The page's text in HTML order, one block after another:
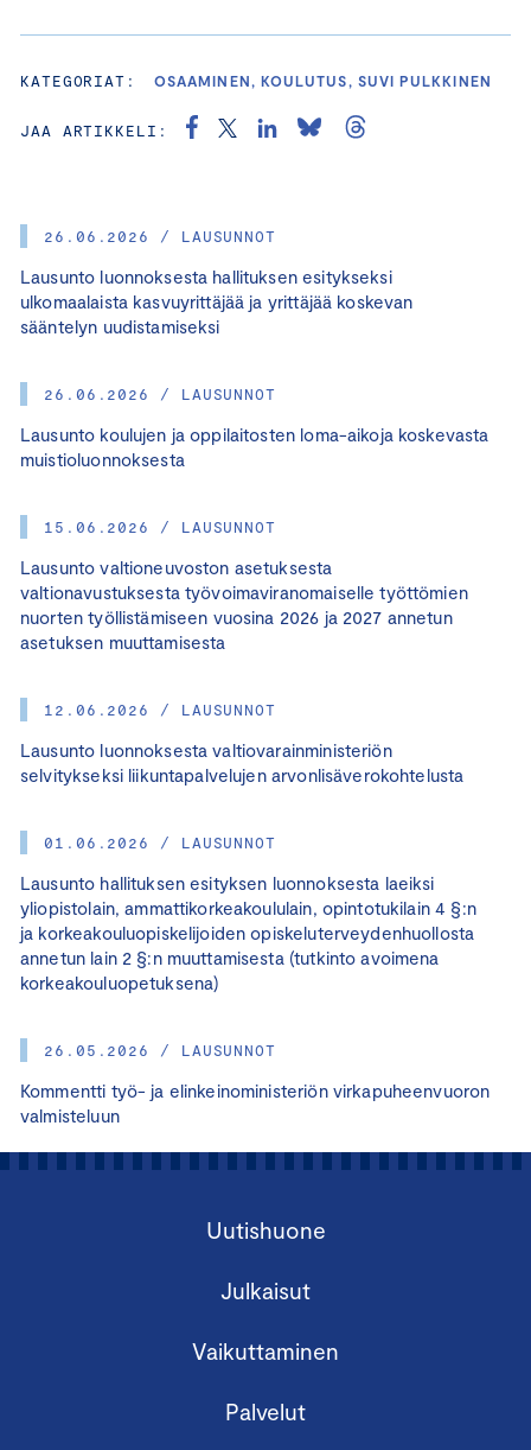
26.06.2026 / LAUSUNNOT
Lausunto luonnoksesta hallituksen esitykseksi
ulkomaalaista kasvuyrittäjää ja yrittäjää koskevan
sääntelyn uudistamiseksi
26.06.2026 / LAUSUNNOT
Lausunto koulujen ja oppilaitosten loma-aikoja koskevasta
muistioluonnoksesta
15.06.2026 / LAUSUNNOT
Lausunto valtioneuvoston asetuksesta
valtionavustuksesta työvoimaviranomaiselle työttömien
nuorten työllistämiseen vuosina 2026 ja 2027 annetun
asetuksen muuttamisesta
12.06.2026 / LAUSUNNOT
Lausunto luonnoksesta valtiovarainministeriön
selvitykseksi liikuntapalvelujen arvonlisäverokohtelusta
01.06.2026 / LAUSUNNOT
Lausunto hallituksen esityksen luonnoksesta laeiksi
yliopistolain, ammattikorkeakoululain, opintotukilain 4 §:n
ja korkeakouluopiskelijoiden opiskeluterveydenhuollosta
annetun lain 2 §:n muuttamisesta (tutkinto avoimena
korkeakouluopetuksena)
26.05.2026 / LAUSUNNOT
Kommentti työ- ja elinkeinoministeriön virkapuheenvuoron
valmisteluun
KATEGORIAT: OSAAMINEN, KOULUTUS, SUVI PULKKINEN
JAA ARTIKKELI:
Uutishuone
Julkaisut
Vaikuttaminen
Palvelut